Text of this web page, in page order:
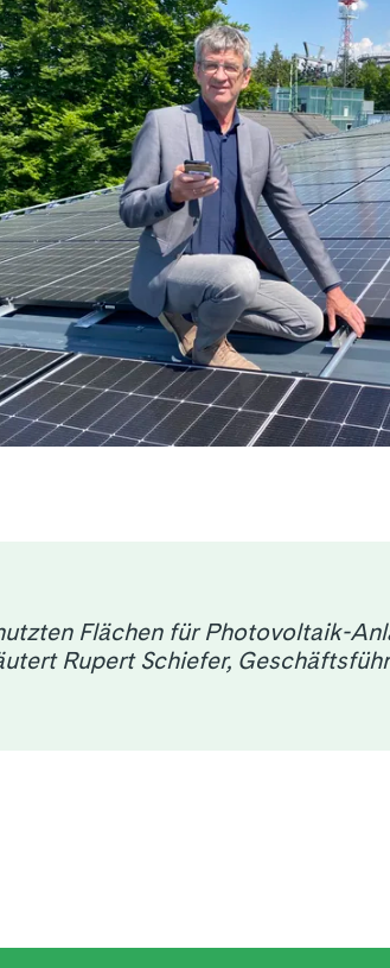
Flächen für Photovoltaik-
Rupert Schiefer,